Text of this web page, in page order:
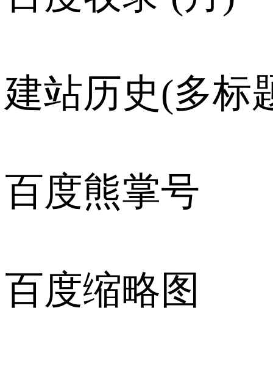
建站历史(多标
百度熊掌号
百度缩略图